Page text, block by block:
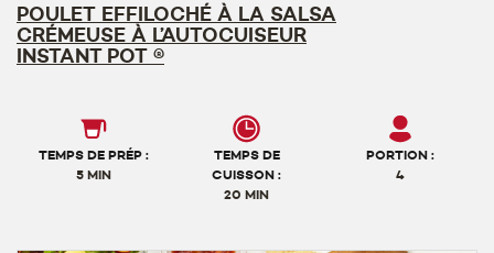
POULET EFFILOCHÉ À LA SALSA
CRÉMEUSE À L’AUTOCUISEUR
INSTANT POT ®
TEMPS DE PRÉP :
5 MIN
TEMPS DE
CUISSON :
20 MIN
PORTION :
4